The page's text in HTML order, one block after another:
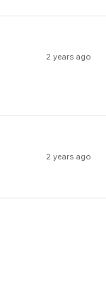
2 years ago
2 years ago